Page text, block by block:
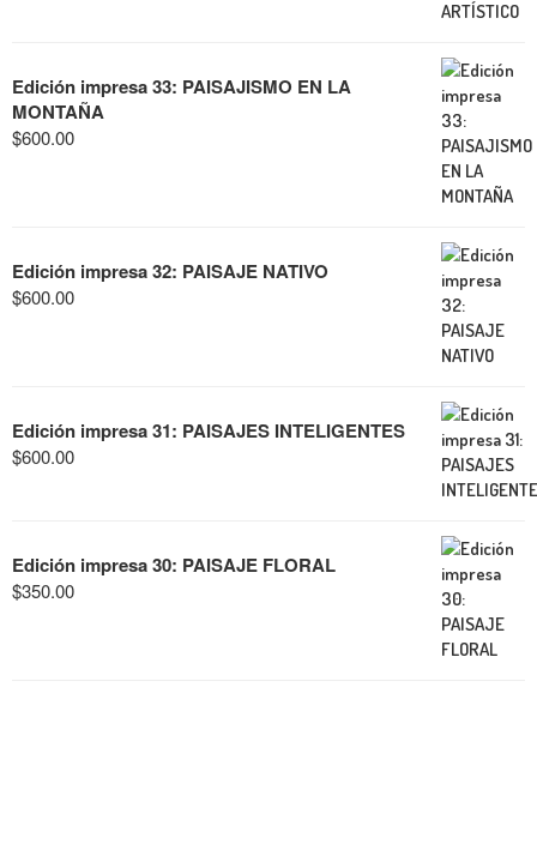
Edición impresa 33: PAISAJISMO EN LA
MONTAÑA
$600.00
Edición impresa 32: PAISAJE NATIVO
$600.00
Edición impresa 31: PAISAJES INTELIGENTES
$600.00
Edición impresa 30: PAISAJE FLORAL
$350.00